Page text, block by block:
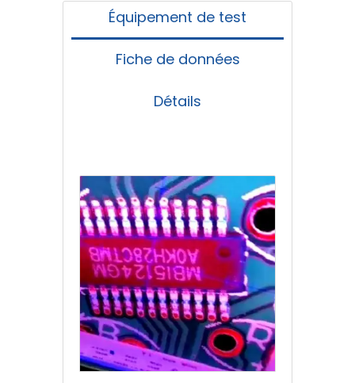
Équipement de test
Fiche de données
Détails